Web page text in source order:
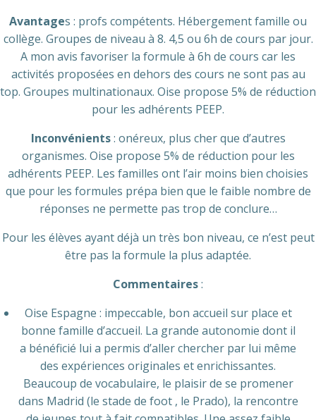
Avantages : profs compétents. Hébergement famille ou
collège. Groupes de niveau à 8. 4,5 ou 6h de cours par jour.
A mon avis favoriser la formule à 6h de cours car les
activités proposées en dehors des cours ne sont pas au
top. Groupes multinationaux. Oise propose 5% de réduction
pour les adhérents PEEP.
Inconvénients: onéreux, plus cher que d’autres
organismes. Oise propose 5% de réduction pour les
adhérents PEEP. Les familles ont l’air moins bien choisies
que pour les formules prépa bien que le faible nombre de
réponses ne permette pas trop de conclure…
Pour les élèves ayant déjà un très bon niveau, ce n’est peut
être pas la formule la plus adaptée.
Commentaires:
Oise Espagne : impeccable, bon accueil sur place et
bonne famille d’accueil. La grande autonomie dont il
a bénéficié lui a permis d’aller chercher par lui même
des expériences originales et enrichissantes.
Beaucoup de vocabulaire, le plaisir de se promener
dans Madrid (le stade de foot , le Prado), la rencontre